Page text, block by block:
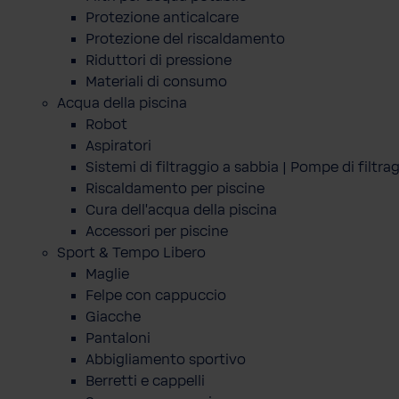
Protezione anticalcare
Protezione del riscaldamento
Riduttori di pressione
Materiali di consumo
Acqua della piscina
Robot
Aspiratori
Sistemi di filtraggio a sabbia | Pompe di
Riscaldamento per piscine
Cura dell'acqua della piscina
Accessori per piscine
Sport & Tempo Libero
Maglie
Felpe con cappuccio
Giacche
Pantaloni
Abbigliamento sportivo
Berretti e cappelli